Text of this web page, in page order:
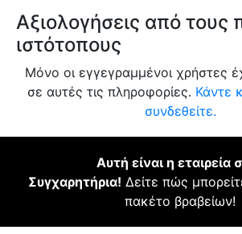
Αξιολογήσεις από
ιστότοπους
Μόνο οι εγγεγραμμένοι χρήστες
σε αυτές τις πληροφορίες. Κάντε
συνδεθείτε.
Αυτή είναι η εταιρεία
Συγχαρητήρια! Δείτε πώς
πακέτο βραβείων!